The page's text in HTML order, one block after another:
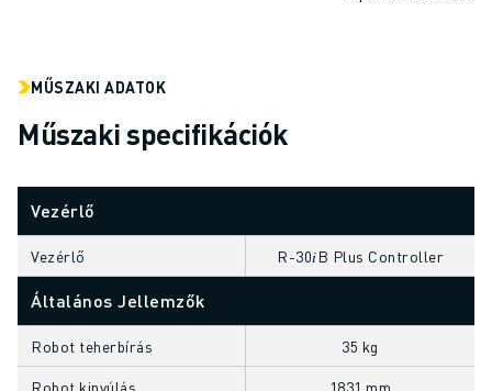
ALKALMAZÁSOK
MINDEN ALKALMAZÁS
5 TENGELYES MEGMUNKÁLÁS
ÖSSZESZERELÉS
CNC KÖSZÖRÜLÉS
CNC MARÁS
CNC ESZTERGÁLÁS
NAGY SEBESSÉGŰ FÚRÁS ÉS MENETFÚRÁS
FRÖCCSÖNTÉS
GÉPKISZOLGÁLÁS
MŰSZAKI ADATOK
Műszaki specifikációk
Vezérlő
Vezérlő R-30𝑖B Plus Controller
Általános Jellemzők
Robot teherbírás 35 kg
Robot kinyúlás 1831 mm